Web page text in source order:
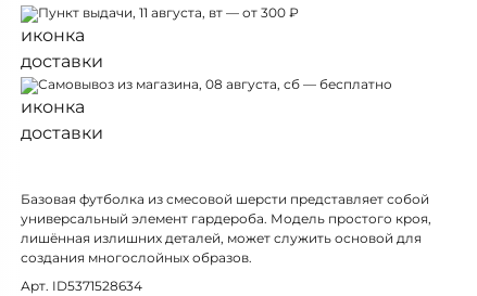
Пункт выдачи, 11 августа, вт — от 300 ₽
Самовывоз из магазина, 08 августа, сб — бесплатно
Базовая футболка из смесовой шерсти представляет собой
универсальный элемент гардероба. Модель простого кроя,
лишённая излишних деталей, может служить основой для
создания многослойных образов.
Арт. ID5371528634